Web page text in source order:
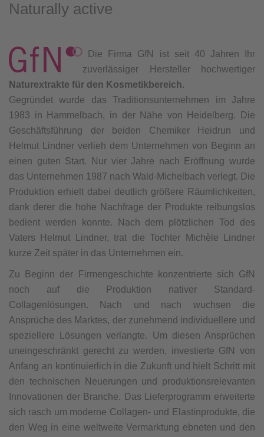
Naturally active
Die Firma GfN ist seit 40 Jahren Ihr
zuverlässiger Hersteller hochwertiger
Naturextrakte für den Kosmetikbereich.
Gegründet wurde das Traditionsunternehmen im Jahre
1983 in Hammelbach, in der Nähe von Heidelberg. Die
Geschäftsführung der beiden Chemiker Heidrun und
Helmut Lindner verlieh dem Unternehmen von Beginn an
einen guten Start. Nur vier Jahre nach Eröffnung wurde
das Unternehmen 1987 nach Wald-Michelbach verlegt. Die
Produktion erhielt dabei deutlich größere Räumlichkeiten,
dank derer die hohe Nachfrage der Produkte reibungslos
bedient werden konnte. Nach dem plötzlichen Tod des
Vaters Helmut Lindner, trat die Tochter Michèle Lindner
kurze Zeit später in das Unternehmen ein.
Zu Beginn der Firmengeschichte konzentrierte sich GfN
noch auf die Produktion nativer Standard-
Collagenlösungen. Nach und nach wuchsen die
Ansprüche des Marktes, der zunehmend individuellere und
speziellere Lösungen verlangte. Um diesen Ansprüchen
uneingeschränkt gerecht zu werden, investierte GfN von
Anfang an kontinuierlich in die Zukunft und hielt Schritt mit
den technischen Neuerungen und produktionsrelevanten
Innovationen der Branche. Das Lieferprogramm erweiterte
sich rasch um moderne Collagen- und Elastinprodukte, die
den Weg in eine weltweite Vermarktung ebneten und den